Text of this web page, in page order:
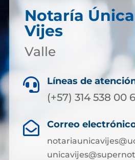
Notaría
Vijes
Valle
 Líneas de
(+57) 314 538 00
 Correo